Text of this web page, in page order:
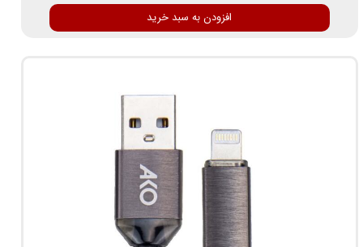
افزودن به سبد خرید